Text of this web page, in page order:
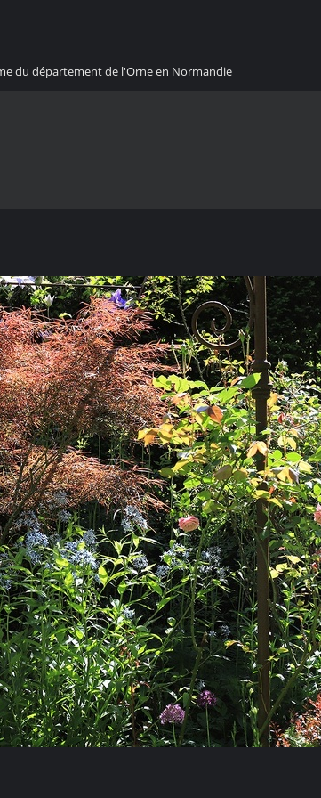
du département de l'Orne en Normandie